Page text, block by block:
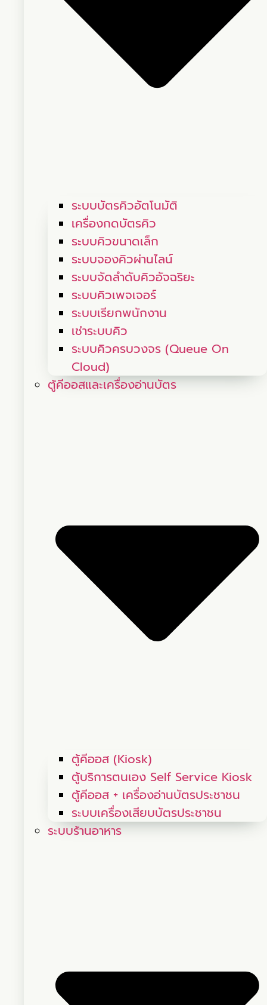
ระบบบัตรคิวอัตโนมัติ
เครื่องกดบัตรคิว
ระบบคิวขนาดเล็ก
ระบบจองคิวผ่านไลน์
ระบบจัดลำดับคิวอัจฉริยะ
ระบบคิวเพจเจอร์
ระบบเรียกพนักงาน
เช่าระบบคิว
ระบบคิวครบวงจร (Queue On
Cloud)
ตู้คีออสและเครื่องอ่านบัตร
ตู้คีออส (Kiosk)
ตู้บริการตนเอง Self Service Kiosk
ตู้คีออส + เครื่องอ่านบัตรประชาชน
ระบบเครื่องเสียบบัตรประชาชน
ระบบร้านอาหาร